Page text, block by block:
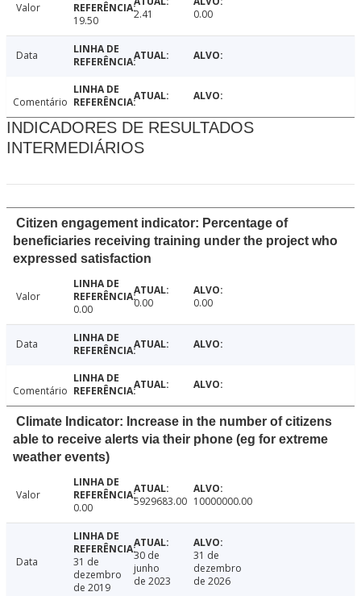
Valor
19.50
2.41 0.00
Data
Comentário
INDICADORES DE RESULTADOS
INTERMEDIÁRIOS
Citizen engagement indicator: Percentage of
beneficiaries receiving training under the project who
expressed satisfaction
Valor
0.00
0.00 0.00
Data
Comentário
Climate Indicator: Increase in the number of citizens
able to receive alerts via their phone (eg for extreme
weather events)
Valor
0.00
5929683.00 10000000.00
Data
31 de
dezembro
de 2019
30 de
junho
de 2023
31 de
dezembro
de 2026